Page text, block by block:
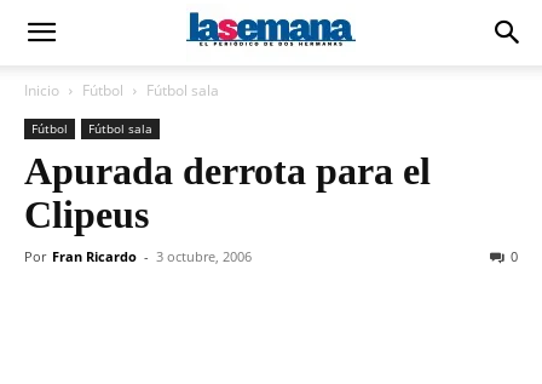
Inicio Fútbol Fútbol sala
Fútbol Fútbol sala
Apurada derrota para el
Clipeus
Por Fran Ricardo - 3 octubre, 2006 0